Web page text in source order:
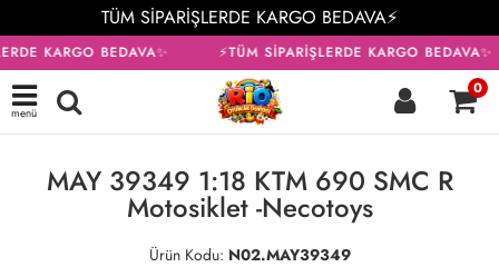
TÜM SİPARİŞLERDE KARGO BEDAVA⚡
KARGO BEDAVA✨ ⚡TÜM SİPARİŞLERDE KARGO BEDAVA✨
menü
0
MAY 39349 1:18 KTM 690 SMC R
Motosiklet -Necotoys
Ürün Kodu: N02.MAY39349